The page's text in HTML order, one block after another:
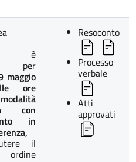
è
per
maggio
ore
con
in
il
ordine
Resoconto
Processo
verbale
Atti
approvati